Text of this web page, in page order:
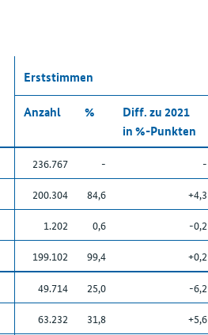
Erststimmen
Anzahl
%
Diff. zu 2021
in %-Punkten
236.767 - -
200.304 84,6 +4,3
1.202 0,6 -0,2
199.102 99,4 +0,2
49.714 25,0 -6,2
63.232 31,8 +5,6